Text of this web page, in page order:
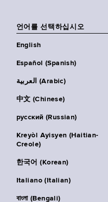
언어를 선택하십시오
English
Español (Spanish)
العربية (Arabic)
中文 (Chinese)
русский (Russian)
Kreyòl Ayisyen (Haitian-
Creole)
한국어 (Korean)
Italiano (Italian)
বাংলা (Bengali)